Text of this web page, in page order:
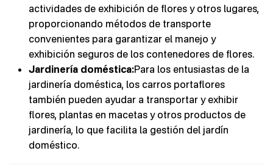
actividades de exhibición de flores y otros lugares,
proporcionando métodos de transporte
convenientes para garantizar el manejo y
exhibición seguros de los contenedores de flores.
Jardinería doméstica:Para los entusiastas de la
jardinería doméstica, los carros portaflores
también pueden ayudar a transportar y exhibir
flores, plantas en macetas y otros productos de
jardinería, lo que facilita la gestión del jardín
doméstico.